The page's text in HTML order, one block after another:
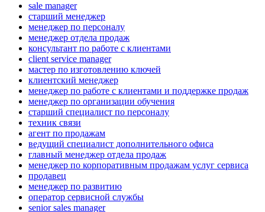
sale manager
старший менеджер
менеджер по персоналу
менеджер отдела продаж
консультант по работе с клиентами
client service manager
мастер по изготовлению ключей
клиентский менеджер
менеджер по работе с клиентами и поддержке продаж
менеджер по организации обучения
старший специалист по персоналу
техник связи
агент по продажам
ведущий специалист дополнительного офиса
главный менеджер отдела продаж
менеджер по корпоративным продажам услуг сервиса
продавец
менеджер по развитию
оператор сервисной службы
senior sales manager